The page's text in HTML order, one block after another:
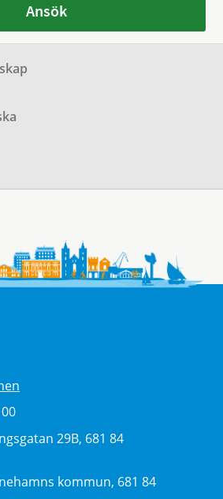
Ansök
29B, 681 84
kommun, 681 84